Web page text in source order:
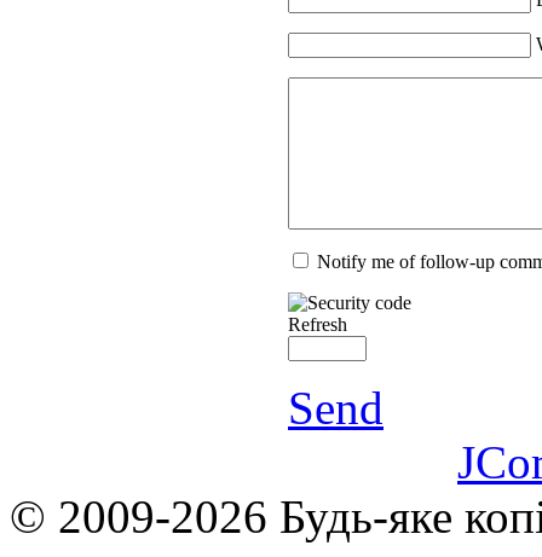
Notify me of follow-up
Refresh
Send
© 2009-2026 Будь-яке